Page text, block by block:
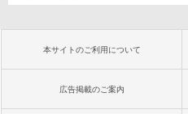
本サイトのご利用について
広告掲載のご案内